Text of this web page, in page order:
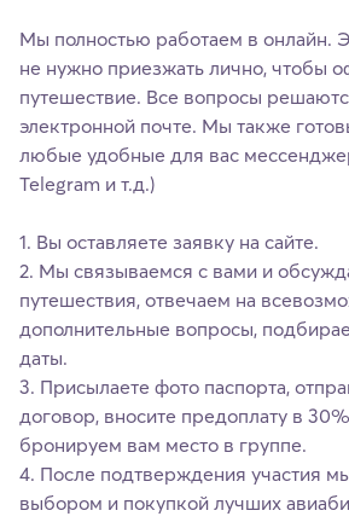
Мы полностью работаем в онлайн.
не нужно приезжать лично, чтобы
путешествие. Все вопросы
электронной почте. Мы также
любые удобные для вас
Telegram и т.д.)
1. Вы оставляете заявку на сайте.
2. Мы связываемся с вами и
путешествия, отвечаем на
дополнительные вопросы,
даты.
3. Присылаете фото паспорта,
договор, вносите предоплату в
бронируем вам место в группе.
4. После подтверждения участия
выбором и покупкой лучших